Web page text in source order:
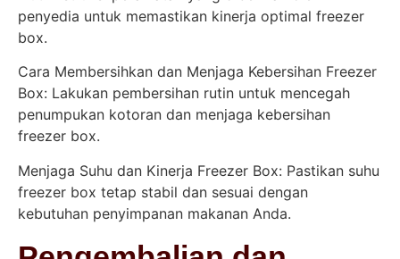
penyedia untuk memastikan kinerja optimal freezer
box.
Cara Membersihkan dan Menjaga Kebersihan Freezer
Box: Lakukan pembersihan rutin untuk mencegah
penumpukan kotoran dan menjaga kebersihan
freezer box.
Menjaga Suhu dan Kinerja Freezer Box: Pastikan suhu
freezer box tetap stabil dan sesuai dengan
kebutuhan penyimpanan makanan Anda.